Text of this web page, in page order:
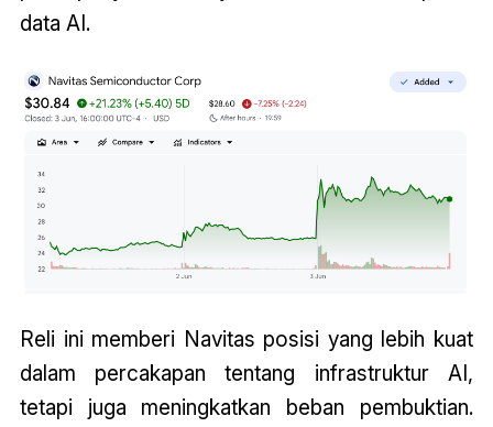
data AI.
Reli ini memberi Navitas posisi yang lebih kuat
dalam percakapan tentang infrastruktur AI,
tetapi juga meningkatkan beban pembuktian.